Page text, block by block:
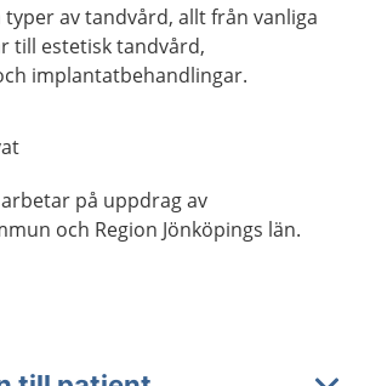
av tandvård, allt från vanliga
till estetisk tandvård,
implantatbehandlingar.
på uppdrag av
och Region Jönköpings län.